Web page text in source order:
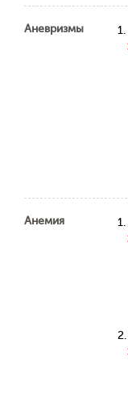
Аневризмы 1.
Анемия 1.
2.